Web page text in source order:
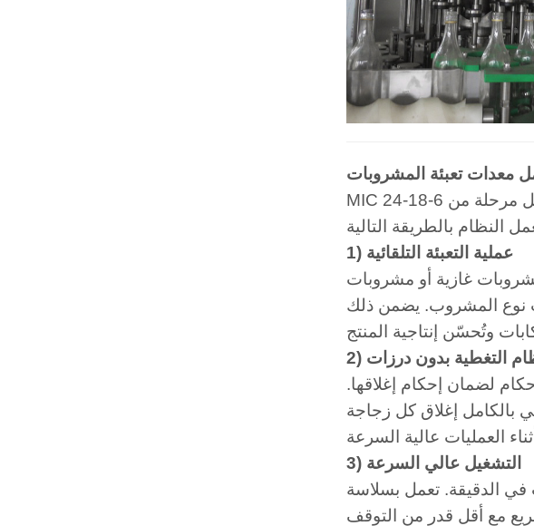
معدات تعبئة المشروبات
مرحلة من
1) عملية التعبئة التلقائية
غازية أو مشروبات
نوع المشروب. يضمن ذلك
نظام التغطية بدون درزات
لضمان إحكام إغلاقها.
بالكامل إغلاق كل زجاجة
3) التشغيل عالي السرعة
في الدقيقة. تعمل بسلاسة